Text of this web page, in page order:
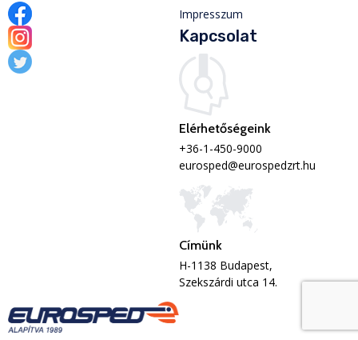
Impresszum
Kapcsolat
Elérhetőségeink
+36-1-450-9000
eurosped@eurospedzrt.hu
Címünk
H-1138 Budapest,
Szekszárdi utca 14.